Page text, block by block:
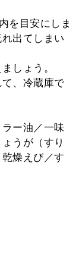
を目安にしま
出てしまい
しょう。
、冷蔵庫で
ー油／一味
うが（すり
燥えび／す